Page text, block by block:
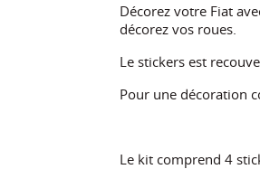
Décorez votre Fiat
décorez vos roues
Le stickers est
Pour une décoration
Le kit comprend 4